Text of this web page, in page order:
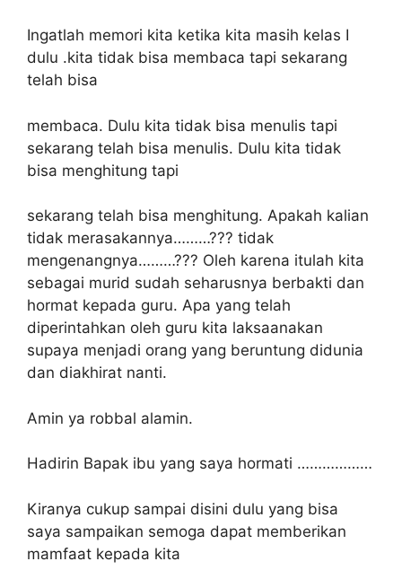
Ingatlah memori kita ketika kita masih kelas I
dulu .kita tidak bisa membaca tapi sekarang
telah bisa
membaca. Dulu kita tidak bisa menulis tapi
sekarang telah bisa menulis. Dulu kita tidak
bisa menghitung tapi
sekarang telah bisa menghitung. Apakah kalian
tidak merasakannya………??? tidak
mengenangnya………??? Oleh karena itulah kita
sebagai murid sudah seharusnya berbakti dan
hormat kepada guru. Apa yang telah
diperintahkan oleh guru kita laksaanakan
supaya menjadi orang yang beruntung didunia
dan diakhirat nanti.
Amin ya robbal alamin.
Hadirin Bapak ibu yang saya hormati ………………
Kiranya cukup sampai disini dulu yang bisa
saya sampaikan semoga dapat memberikan
mamfaat kepada kita